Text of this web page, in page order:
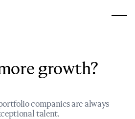
growth?
companies are always
talent.